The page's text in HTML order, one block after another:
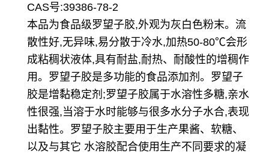
CAS号:39386-78-2
本品为食品级罗望子胶,外观为灰白色粉末。流
散性好,无异味,易分散于冷水,加热50-80℃会形
成粘稠状液体,具有耐盐,耐热、耐酸性的增稠作
用。罗望子胶是多功能的食品添加剂。罗望子
胶是增黏稳定剂;罗望子胶属于水溶性多糖,亲水
性很强,当溶于水时能够与很多水分子水合,表现
出黏性。 罗望子胶主要用于生产果酱、软糖、
以及与其它 水溶胶配合使用生产不同要求的凝